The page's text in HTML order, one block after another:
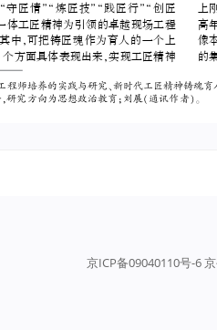
京ICP备09040110号-6